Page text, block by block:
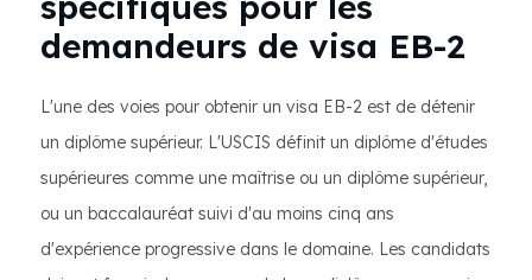
demandeurs de visa EB-2
L'une des voies pour obtenir un visa EB-2 est de détenir
un diplôme supérieur. L'USCIS définit un diplôme d'études
supérieures comme une maîtrise ou un diplôme supérieur,
ou un baccalauréat suivi d'au moins cinq ans
d'expérience progressive dans le domaine. Les candidats